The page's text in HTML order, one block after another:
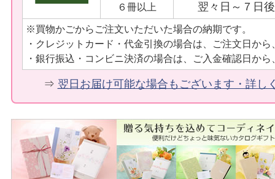
６冊以上 翌々日～７日
※買物かごからご注文いただいた場合の納期です。
・クレジットカード・代金引換の場合は、ご注文日から
・銀行振込・コンビニ決済の場合は、ご入金確認日か
⇒ 翌日お届け可能な場合もございます・詳し